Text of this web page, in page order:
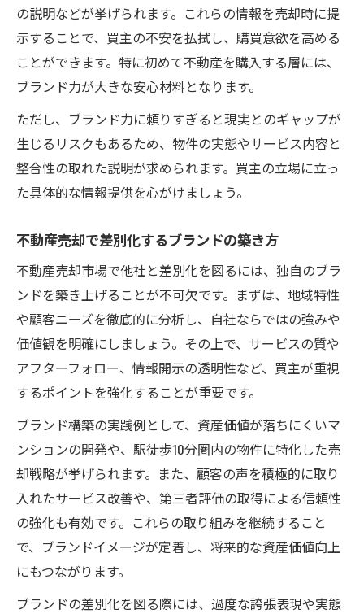
の説明などが挙げられます。これらの情報を売却時に提
示することで、買主の不安を払拭し、購買意欲を高める
ことができます。特に初めて不動産を購入する層には、
ブランド力が大きな安心材料となります。
ただし、ブランド力に頼りすぎると現実とのギャップが
生じるリスクもあるため、物件の実態やサービス内容と
整合性の取れた説明が求められます。買主の立場に立っ
た具体的な情報提供を心がけましょう。
不動産売却で差別化するブランドの築き方
不動産売却市場で他社と差別化を図るには、独自のブラ
ンドを築き上げることが不可欠です。まずは、地域特性
や顧客ニーズを徹底的に分析し、自社ならではの強みや
価値観を明確にしましょう。その上で、サービスの質や
アフターフォロー、情報開示の透明性など、買主が重視
するポイントを強化することが重要です。
ブランド構築の実践例として、資産価値が落ちにくいマ
ンションの開発や、駅徒歩10分圏内の物件に特化した売
却戦略が挙げられます。また、顧客の声を積極的に取り
入れたサービス改善や、第三者評価の取得による信頼性
の強化も有効です。これらの取り組みを継続すること
で、ブランドイメージが定着し、将来的な資産価値向上
にもつながります。
ブランドの差別化を図る際には、過度な誇張表現や実態